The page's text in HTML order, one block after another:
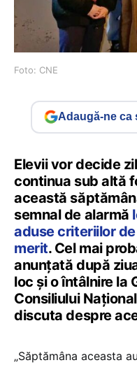
Foto: CNE
Adaugă-ne ca
Elevii vor decide
continua sub altă
această
semnal de alarmă
aduse criteriilor
merit. Cel mai
anunțată după
loc și o întâlnire la
Consiliului
discuta despre
„Săptămâna aceasta